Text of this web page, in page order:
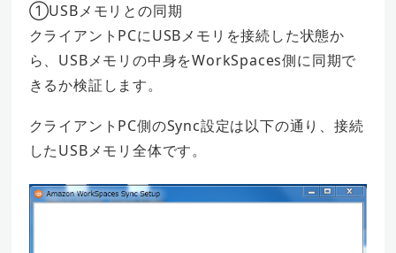
①USBメモリとの同期
クライアントPCにUSBメモリを接続した状態か
ら、USBメモリの中身をWorkSpaces側に同期で
きるか検証します。
クライアントPC側のSync設定は以下の通り、接続
したUSBメモリ全体です。